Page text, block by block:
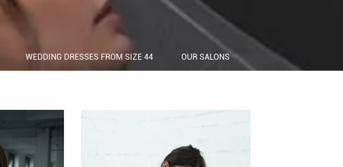
WEDDING DRESSES FROM SIZE 44 OUR SALONS